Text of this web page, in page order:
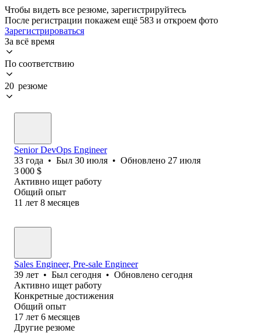
Чтобы видеть все резюме, зарегистрируйтесь
После регистрации покажем ещё 583 и откроем фото
Зарегистрироваться
За всё время
По соответствию
20 резюме
Senior DevOps Engineer
33 года • Был 30 июля • Обновлено 27 июля
3 000 $
Активно ищет работу
Общий опыт
11 лет 8 месяцев
Sales Engineer, Pre-sale Engineer
39 лет • Был сегодня • Обновлено сегодня
Активно ищет работу
Конкретные достижения
Общий опыт
17 лет 6 месяцев
Другие резюме